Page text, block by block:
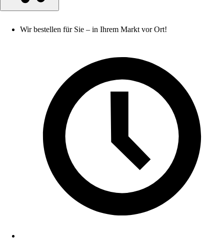
Wir bestellen für Sie – in Ihrem Markt vor Ort!